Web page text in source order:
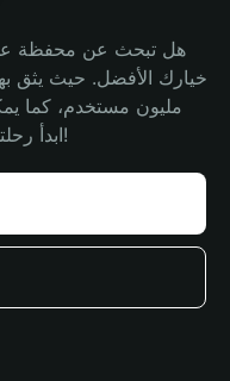
هل تبحث عن محفظة
على محفظة Bitget Wallet. ابدأ رحلتك الآن!